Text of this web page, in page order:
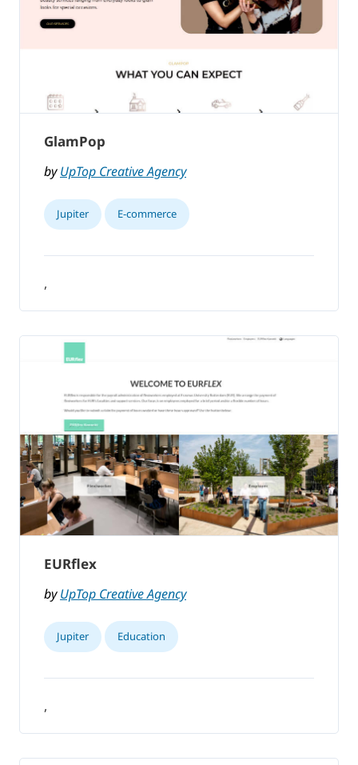
GlamPop
byUpTop Creative Agency
Jupiter E-commerce
,
EURflex
byUpTop Creative Agency
Jupiter Education
,